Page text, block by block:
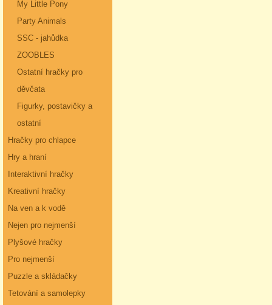
My Little Pony
Party Animals
SSC - jahůdka
ZOOBLES
Ostatní hračky pro
děvčata
Figurky, postavičky a
ostatní
Hračky pro chlapce
Hry a hraní
Interaktivní hračky
Kreativní hračky
Na ven a k vodě
Nejen pro nejmenší
Plyšové hračky
Pro nejmenší
Puzzle a skládačky
Tetování a samolepky